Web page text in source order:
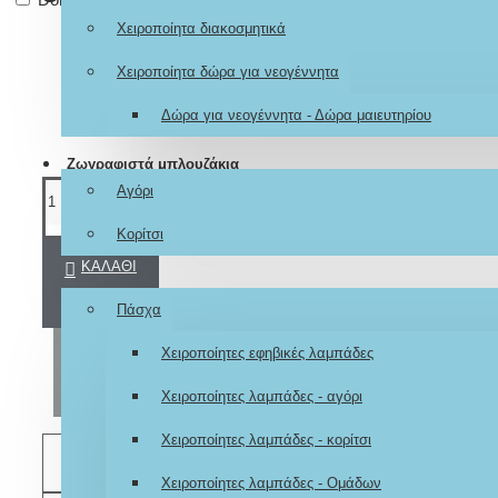
Χειροποίητα διακοσμητικά
Χειροποίητα δώρα για νεογέννητα
Δώρα για νεογέννητα - Δώρα μαιευτηρίου
Ζωγραφιστά μπλουζάκια
Αγόρι
Κορίτσι
Εποχιακά
Πάσχα
Χειροποίητες εφηβικές λαμπάδες
Χειροποίητες λαμπάδες - αγόρι
Χειροποίητες λαμπάδες - κορίτσι
Χειροποίητες λαμπάδες - Ομάδων
ΚΑΛΆΘΙ
ΑΓΟΡΆ